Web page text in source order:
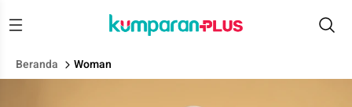
Beranda Woman